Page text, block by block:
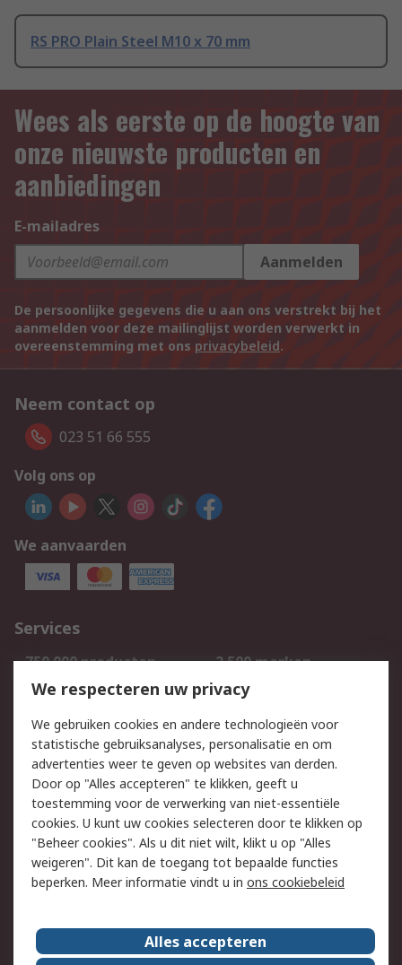
RS PRO Plain Steel M10 x 70 mm
Wees als eerste op de hoogte van
onze nieuwste producten en
aanbiedingen
E-mailadres
Aanmelden
De persoonlijke gegevens die u aan ons verstrekt bij het
aanmelden voor deze mailinglijst worden verwerkt in
overeenstemming met ons privacybeleid.
Neem contact op
023 51 66 555
Volg ons op
We aanvaarden
Services
750.000 producten
2.500 merken
Bestellen
Inkoopoplossingen
Track & Trace
Wettelijk
Cookiebeleid
Email veiligheid
Privacybeleid
Websitevoorwaarden
Algemene
verkoopvoorwaarden
Over RS
We respecteren uw privacy
We gebruiken cookies en andere technologieën voor
statistische gebruiksanalyses, personalisatie en om
advertenties weer te geven op websites van derden.
Door op "Alles accepteren" te klikken, geeft u
toestemming voor de verwerking van niet-essentiële
cookies. U kunt uw cookies selecteren door te klikken op
"Beheer cookies". Als u dit niet wilt, klikt u op "Alles
weigeren". Dit kan de toegang tot bepaalde functies
beperken. Meer informatie vindt u in ons cookiebeleid
Alles accepteren